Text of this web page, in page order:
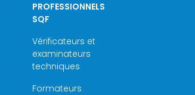
PROFESSIONNELS
SQF
Vérificateurs et
examinateurs
techniques
Formateurs